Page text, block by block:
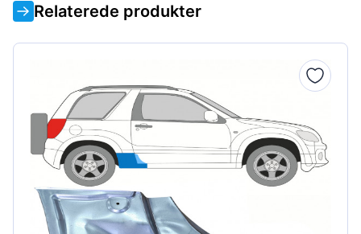
Relaterede produkter